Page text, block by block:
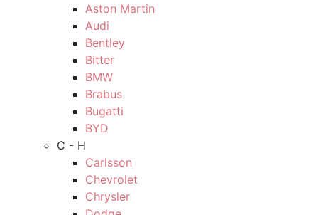
Aston Martin
Audi
Bentley
Bitter
BMW
Brabus
Bugatti
BYD
C - H
Carlsson
Chevrolet
Chrysler